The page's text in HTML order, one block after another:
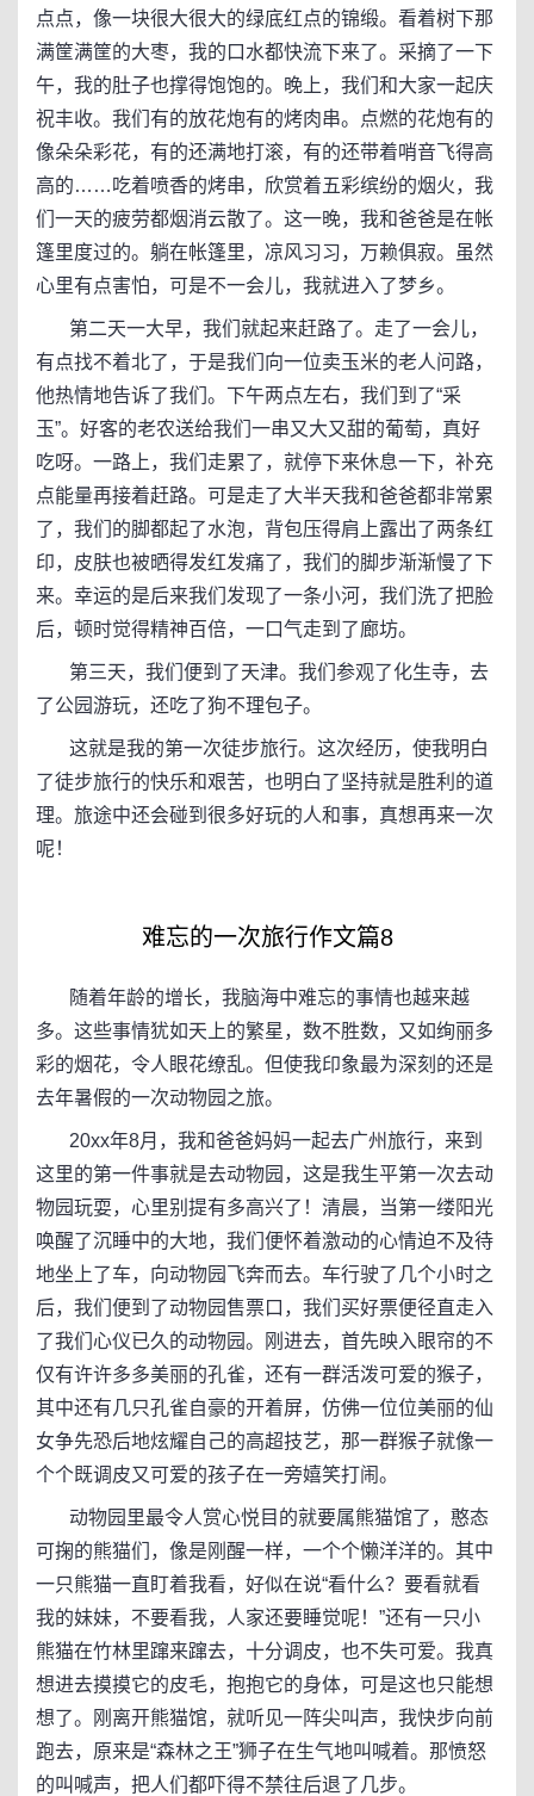
点点，像一块很大很大的绿底红点的锦缎。看着树下那
满筐满筐的大枣，我的口水都快流下来了。采摘了一下
午，我的肚子也撑得饱饱的。晚上，我们和大家一起庆
祝丰收。我们有的放花炮有的烤肉串。点燃的花炮有的
像朵朵彩花，有的还满地打滚，有的还带着哨音飞得高
高的……吃着喷香的烤串，欣赏着五彩缤纷的烟火，我
们一天的疲劳都烟消云散了。这一晚，我和爸爸是在帐
篷里度过的。躺在帐篷里，凉风习习，万赖俱寂。虽然
心里有点害怕，可是不一会儿，我就进入了梦乡。
第二天一大早，我们就起来赶路了。走了一会儿，
有点找不着北了，于是我们向一位卖玉米的老人问路，
他热情地告诉了我们。下午两点左右，我们到了“采
玉”。好客的老农送给我们一串又大又甜的葡萄，真好
吃呀。一路上，我们走累了，就停下来休息一下，补充
点能量再接着赶路。可是走了大半天我和爸爸都非常累
了，我们的脚都起了水泡，背包压得肩上露出了两条红
印，皮肤也被晒得发红发痛了，我们的脚步渐渐慢了下
来。幸运的是后来我们发现了一条小河，我们洗了把脸
后，顿时觉得精神百倍，一口气走到了廊坊。
第三天，我们便到了天津。我们参观了化生寺，去
了公园游玩，还吃了狗不理包子。
这就是我的第一次徒步旅行。这次经历，使我明白
了徒步旅行的快乐和艰苦，也明白了坚持就是胜利的道
理。旅途中还会碰到很多好玩的人和事，真想再来一次
呢！
难忘的一次旅行作文篇8
随着年龄的增长，我脑海中难忘的事情也越来越
多。这些事情犹如天上的繁星，数不胜数，又如绚丽多
彩的烟花，令人眼花缭乱。但使我印象最为深刻的还是
去年暑假的一次动物园之旅。
20xx年8月，我和爸爸妈妈一起去广州旅行，来到
这里的第一件事就是去动物园，这是我生平第一次去动
物园玩耍，心里别提有多高兴了！清晨，当第一缕阳光
唤醒了沉睡中的大地，我们便怀着激动的心情迫不及待
地坐上了车，向动物园飞奔而去。车行驶了几个小时之
后，我们便到了动物园售票口，我们买好票便径直走入
了我们心仪已久的动物园。刚进去，首先映入眼帘的不
仅有许许多多美丽的孔雀，还有一群活泼可爱的猴子，
其中还有几只孔雀自豪的开着屏，仿佛一位位美丽的仙
女争先恐后地炫耀自己的高超技艺，那一群猴子就像一
个个既调皮又可爱的孩子在一旁嬉笑打闹。
动物园里最令人赏心悦目的就要属熊猫馆了，憨态
可掬的熊猫们，像是刚醒一样，一个个懒洋洋的。其中
一只熊猫一直盯着我看，好似在说“看什么？要看就看
我的妹妹，不要看我，人家还要睡觉呢！”还有一只小
熊猫在竹林里蹿来蹿去，十分调皮，也不失可爱。我真
想进去摸摸它的皮毛，抱抱它的身体，可是这也只能想
想了。刚离开熊猫馆，就听见一阵尖叫声，我快步向前
跑去，原来是“森林之王”狮子在生气地叫喊着。那愤怒
的叫喊声，把人们都吓得不禁往后退了几步。